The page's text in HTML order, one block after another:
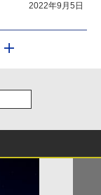
2022年9月5日